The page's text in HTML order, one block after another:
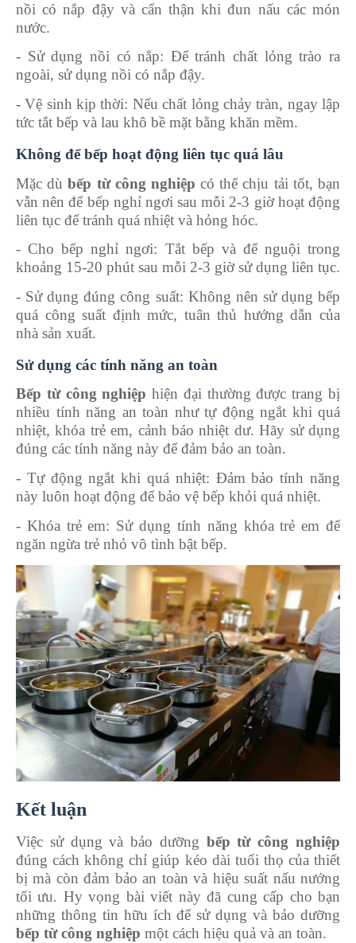
nồi có nắp đậy và cẩn thận khi đun nấu các món
nước.
- Sử dụng nồi có nắp: Để tránh chất lỏng trào ra
ngoài, sử dụng nồi có nắp đậy.
-Vệ sinh kịp thời: Nếu chất lỏng chảy tràn, ngay lập
tức tắt bếp và lau khô bề mặt bằng khăn mềm.
Không để bếp hoạt động liên tục quá lâu
Mặc dù bếp từ công nghiệp có thể chịu tải tốt, bạn
vẫn nên để bếp nghỉ ngơi sau mỗi 2-3 giờ hoạt động
liên tục để tránh quá nhiệt và hỏng hóc.
-Cho bếp nghỉ ngơi: Tắt bếp và để nguội trong
khoảng 15-20 phút sau mỗi 2-3 giờ sử dụng liên tục.
- Sử dụng đúng công suất: Không nên sử dụng bếp
quá công suất định mức, tuân thủ hướng dẫn của
nhà sản xuất.
Sử dụng các tính năng an toàn
Bếp từ công nghiệp hiện đại thường được trang bị
nhiều tính năng an toàn như tự động ngắt khi quá
nhiệt, khóa trẻ em, cảnh báo nhiệt dư. Hãy sử dụng
đúng các tính năng này để đảm bảo an toàn.
- Tự động ngắt khi quá nhiệt: Đảm bảo tính năng
này luôn hoạt động để bảo vệ bếp khỏi quá nhiệt.
- Khóa trẻ em: Sử dụng tính năng khóa trẻ em để
ngăn ngừa trẻ nhỏ vô tình bật bếp.
Kết luận
Việc sử dụng và bảo dưỡng bếp từ công nghiệp
đúng cách không chỉ giúp kéo dài tuổi thọ của thiết
bị mà còn đảm bảo an toàn và hiệu suất nấu nướng
tối ưu. Hy vọng bài viết này đã cung cấp cho bạn
những thông tin hữu ích để sử dụng và bảo dưỡng
bếp từ công nghiệp một cách hiệu quả và an toàn.